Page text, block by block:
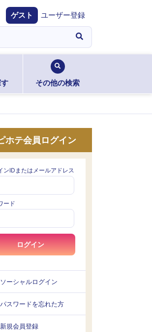
ゲスト ユーザー登録
その他の検索
ホテ会員ログイン
ンIDまたはメールアドレス
ード
ログイン
ソーシャルログイン
パスワードを忘れた方
新規会員登録